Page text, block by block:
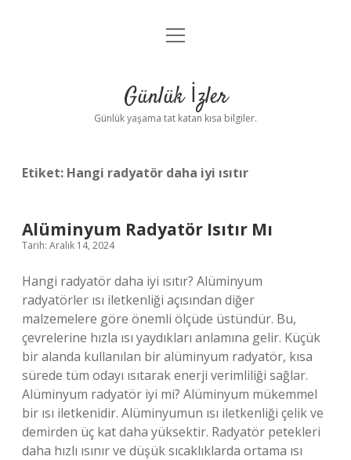
Anasayfa
Yasal Uyarı
menüyü
Günlük İzler
Günlük yaşama tat katan kısa bilgiler.
Etiket: Hangi radyatör daha iyi ısıtır
Alüminyum Radyatör Isıtır Mı
Tarih: Aralık 14, 2024
Hangi radyatör daha iyi ısıtır? Alüminyum
radyatörler ısı iletkenliği açısından diğer
malzemelere göre önemli ölçüde üstündür. Bu,
çevrelerine hızla ısı yaydıkları anlamına gelir. Küçük
bir alanda kullanılan bir alüminyum radyatör, kısa
sürede tüm odayı ısıtarak enerji verimliliği sağlar.
Alüminyum radyatör iyi mi? Alüminyum mükemmel
bir ısı iletkenidir. Alüminyumun ısı iletkenliği çelik ve
demirden üç kat daha yüksektir. Radyatör petekleri
daha hızlı ısınır ve düşük sıcaklıklarda ortama ısı